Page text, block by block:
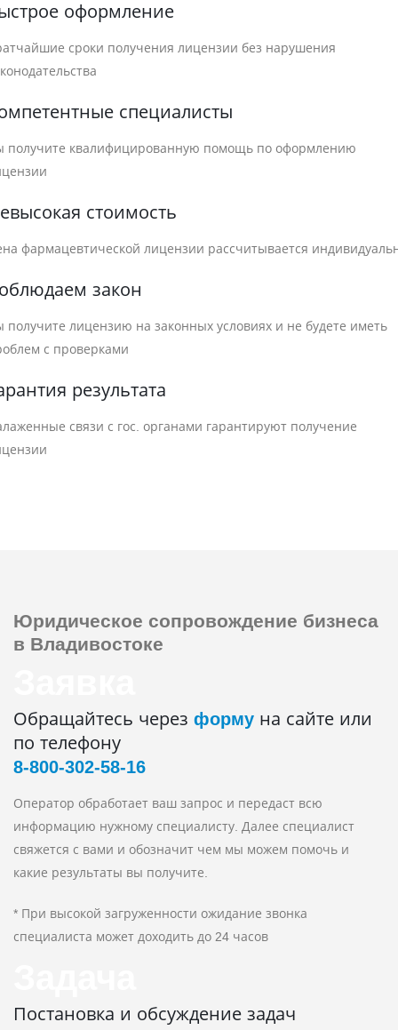
оформление
сроки получения лицензии без нарушения
специалисты
получите квалифицированную помощь по оформлению
стоимость
фармацевтической лицензии рассчитывается
закон
получите лицензию на законных условиях и не будете иметь
с проверками
результата
связи с гос. органами гарантируют получение
Юридическое сопровождение бизнеса
в Владивостоке
Обращайтесь через форму на сайте или
по телефону
8‑800‑302‑58‑16
Оператор обработает ваш запрос и передаст всю
информацию нужному специалисту. Далее специалист
свяжется с вами и обозначит чем мы можем помочь и
какие результаты вы получите.
* При высокой загруженности ожидание звонка
специалиста может доходить до 24 часов
Постановка и обсуждение задач